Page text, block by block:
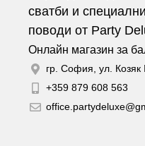
Онлайн магазин за
гр. София, ул.
+359 879 608 563